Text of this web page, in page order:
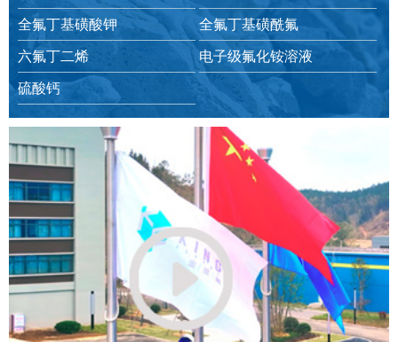
全氟丁基磺酸钾
全氟丁基磺酰氟
六氟丁二烯
电子级氟化铵溶液
硫酸钙